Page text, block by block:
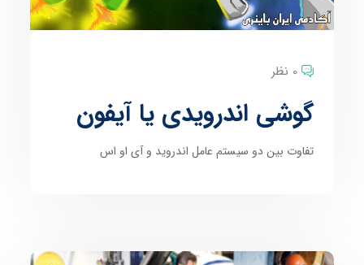
0 نظر
گوشی اندرویدی یا آیفون
تفاوت بین دو سیستم عامل اندروید و آی او اس